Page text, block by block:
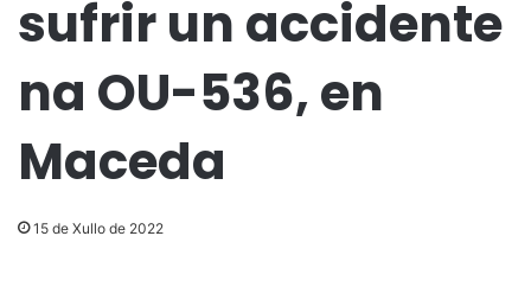
sufrir un accidente
na OU-536, en
Maceda
15 de Xullo de 2022